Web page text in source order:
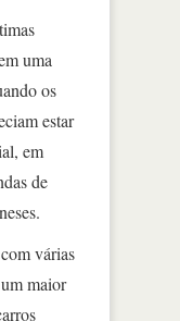
uma
os
estar
em
de
várias
maior